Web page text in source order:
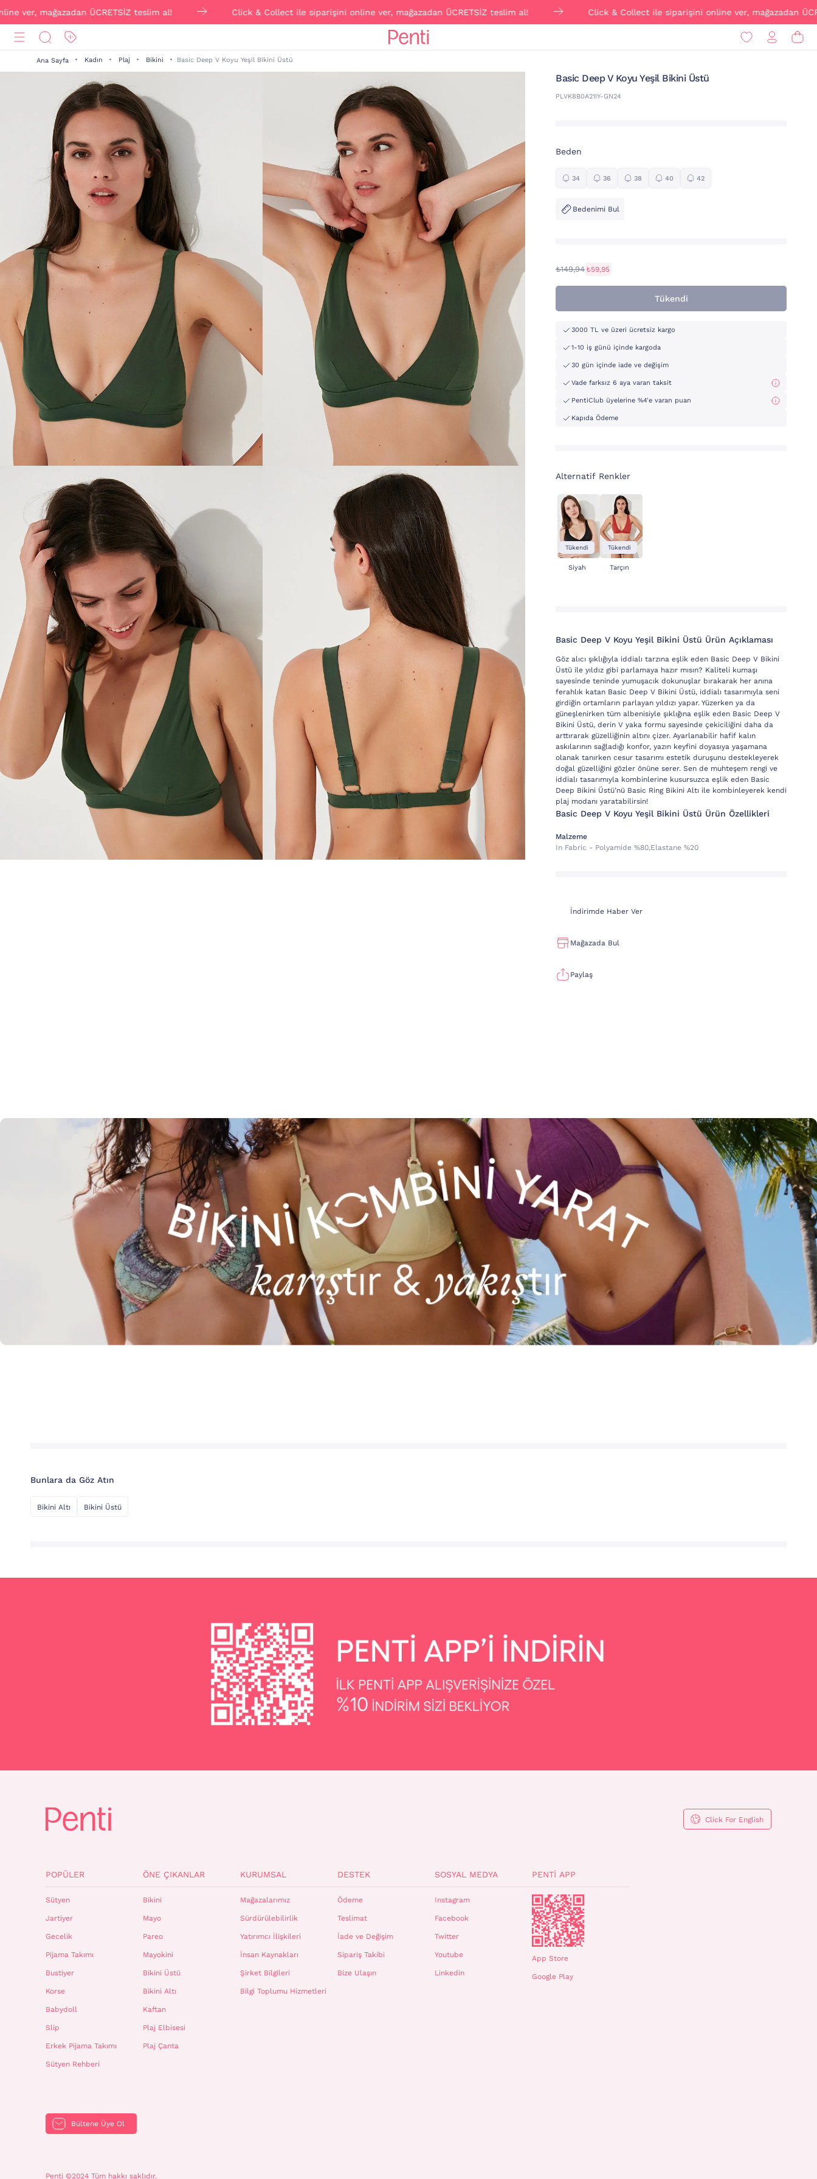
ÜCRETSİZ teslim al! Click & Collect ile siparişini online ver, mağazadan ÜCRETSİZ teslim al! Click & Collect ile siparişini online ver, mağazadan ÜCRETSİZ
Ana Sayfa Kadın Plaj Bikini Basic Deep V Koyu Yeşil Bikini Üstü
Basic Deep V Koyu Yeşil Bikini Üstü
PLVK8B0A21IY-GN24
Beden
34 36 38 40 42
Bedenimi Bul
₺149,94 ₺59,95
Tükendi
3000 TL ve üzeri ücretsiz kargo
1-10 iş günü içinde kargoda
30 gün içinde iade ve değişim
Vade farksız 6 aya varan taksit
PentiClub üyelerine %4'e varan puan
Kapıda Ödeme
Alternatif Renkler
Tükendi
Siyah
Tükendi
Tarçın
Basic Deep V Koyu Yeşil Bikini Üstü Ürün Açıklaması
Göz alıcı şıklığıyla iddialı tarzına eşlik eden Basic Deep V Bikini
Üstü ile yıldız gibi parlamaya hazır mısın? Kaliteli kumaşı
sayesinde teninde yumuşacık dokunuşlar bırakarak her anına
ferahlık katan Basic Deep V Bikini Üstü, iddialı tasarımıyla seni
girdiğin ortamların parlayan yıldızı yapar. Yüzerken ya da
güneşlenirken tüm albenisiyle şıklığına eşlik eden Basic Deep V
Bikini Üstü, derin V yaka formu sayesinde çekiciliğini daha da
arttırarak güzelliğinin altını çizer. Ayarlanabilir hafif kalın
askılarının sağladığı konfor, yazın keyfini doyasıya yaşamana
olanak tanırken cesur tasarımı estetik duruşunu destekleyerek
doğal güzelliğini gözler önüne serer. Sen de muhteşem rengi ve
iddialı tasarımıyla kombinlerine kusursuzca eşlik eden Basic
Deep Bikini Üstü’nü Basic Ring Bikini Altı ile kombinleyerek kendi
plaj modanı yaratabilirsin!
Basic Deep V Koyu Yeşil Bikini Üstü Ürün Özellikleri
Malzeme
In Fabric - Polyamide %80,elastane %20
İndirimde Haber Ver
Mağazada Bul
Paylaş
Bunlara da Göz Atın
Bikini Altı Bikini Üstü
Click For English
POPÜLER
Sütyen
Jartiyer
Gecelik
Pijama Takımı
Bustiyer
Korse
Babydoll
Slip
Erkek Pijama Takımı
Sütyen Rehberi
ÖNE ÇIKANLAR
Bikini
Mayo
Pareo
Mayokini
Bikini Üstü
Bikini Altı
Kaftan
Plaj Elbisesi
Plaj Çanta
KURUMSAL
Mağazalarımız
Sürdürülebilirlik
Yatırımcı İlişkileri
İnsan Kaynakları
Şirket Bilgileri
Bilgi Toplumu Hizmetleri
DESTEK
Ödeme
Teslimat
İade ve Değişim
Sipariş Takibi
Bize Ulaşın
SOSYAL MEDYA
Instagram
Facebook
Twitter
Youtube
Linkedin
PENTI APP
App Store
Google Play
Bültene Üye Ol
Penti ©2024 Tüm hakkı saklıdır.